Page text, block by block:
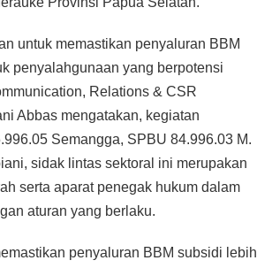
untuk memastikan penyaluran BBM
penyalahgunaan yang berpotensi
Relations & CSR
Abbas mengatakan, kegiatan
Semangga, SPBU 84.996.03 M.
sidak lintas sektoral ini merupakan
serta aparat penegak hukum dalam
aturan yang berlaku.
penyaluran BBM subsidi lebih